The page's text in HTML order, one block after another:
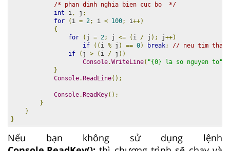
/* phan dinh nghia bien cuc bo  */
int i , j ;
for
( i = 2; i < 100; i++)
{
for
( j = 2; j <= ( i / j ); j++)
if
(( i % j ) == 0) break;
// neu tim thay
if
( j > ( i / j ))
Console.WriteLine( "{0} la so nguyen to"
}
Console.ReadLine();
Console.ReadKey();
}
}
}
Nếu bạn không sử dụng lệnh